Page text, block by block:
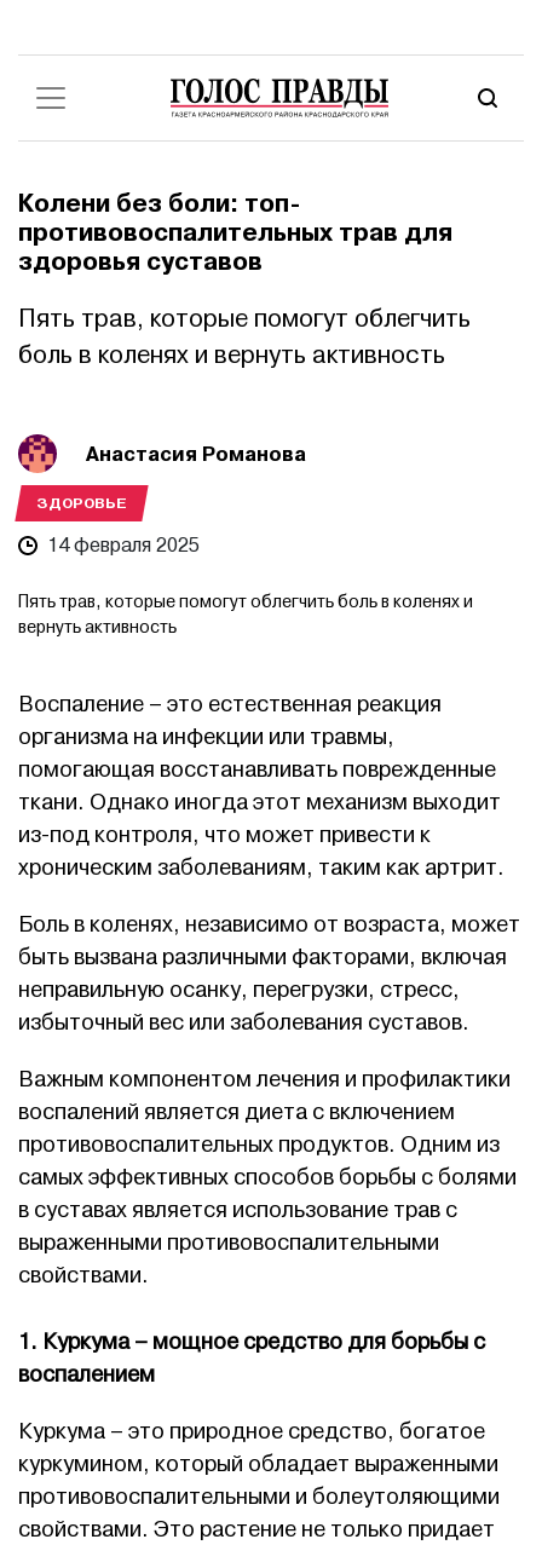
Колени без боли: топ-
противовоспалительных трав для
здоровья суставов
Пять трав, которые помогут облегчить
боль в коленях и вернуть активность
Анастасия Романова
ЗДОРОВЬЕ
14 февраля 2025
Пять трав, которые помогут облегчить боль в коленях и
вернуть активность
Воспаление – это естественная реакция
организма на инфекции или травмы,
помогающая восстанавливать поврежденные
ткани. Однако иногда этот механизм выходит
из-под контроля, что может привести к
хроническим заболеваниям, таким как артрит.
Боль в коленях, независимо от возраста, может
быть вызвана различными факторами, включая
неправильную осанку, перегрузки, стресс,
избыточный вес или заболевания суставов.
Важным компонентом лечения и профилактики
воспалений является диета с включением
противовоспалительных продуктов. Одним из
самых эффективных способов борьбы с болями
в суставах является использование трав с
выраженными противовоспалительными
свойствами.
1. Куркума – мощное средство для борьбы с
воспалением
Куркума – это природное средство, богатое
куркумином, который обладает выраженными
противовоспалительными и болеутоляющими
свойствами. Это растение не только придает